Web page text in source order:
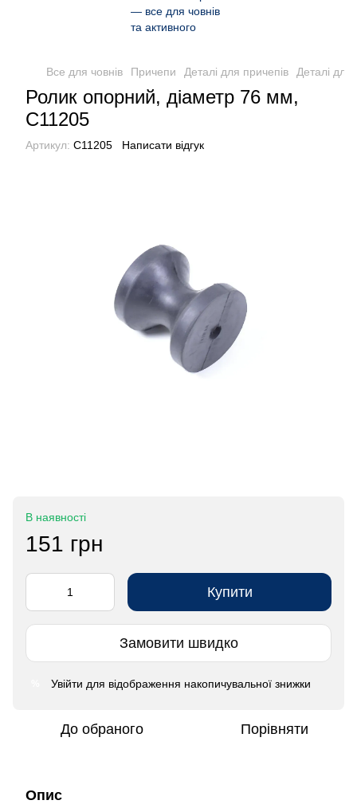
Все для човнів Причепи Деталі для причепів Деталі для
Ролик опорний, діаметр 76 мм,
C11205
Артикул: C11205 Написати відгук
В наявності
151 грн
Купити
Замовити швидко
Увійти для відображення накопичувальної знижки
До обраного Порівняти
Опис